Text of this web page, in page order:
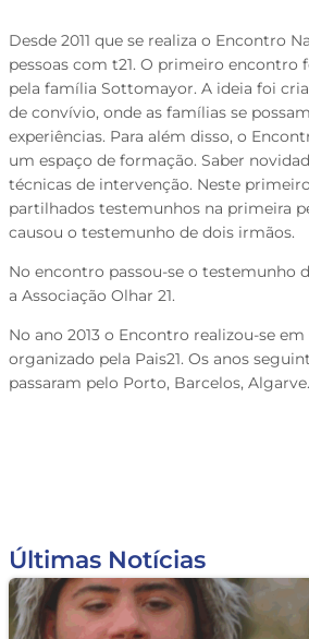
Desde 2011 que se realiza o Encontro
pessoas com t21. O primeiro encontro
pela família Sottomayor. A ideia foi
de convívio, onde as famílias se
experiências. Para além disso, o
um espaço de formação. Saber
técnicas de intervenção. Neste
partilhados testemunhos na primeira
causou o testemunho de dois irmãos.
No encontro passou-se o testemunho
a Associação Olhar 21.
No ano 2013 o Encontro realizou-se em
organizado pela Pais21. Os anos
passaram pelo Porto, Barcelos, Algarve.
Últimas Notícias